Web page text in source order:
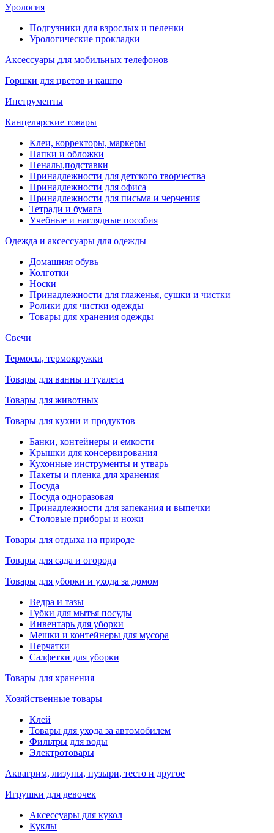
Урология
Подгузники для взрослых и пеленки
Урологические прокладки
Аксессуары для мобильных телефонов
Горшки для цветов и кашпо
Инструменты
Канцелярские товары
Клеи, корректоры, маркеры
Папки и обложки
Пеналы,подставки
Принадлежности для детского творчества
Принадлежности для офиса
Принадлежности для письма и черчения
Тетради и бумага
Учебные и наглядные пособия
Одежда и аксессуары для одежды
Домашняя обувь
Колготки
Носки
Принадлежности для глаженья, сушки и чистки
Ролики для чистки одежды
Товары для хранения одежды
Свечи
Термосы, термокружки
Товары для ванны и туалета
Товары для животных
Товары для кухни и продуктов
Банки, контейнеры и емкости
Крышки для консервирования
Кухонные инструменты и утварь
Пакеты и пленка для хранения
Посуда
Посуда одноразовая
Принадлежности для запекания и выпечки
Столовые приборы и ножи
Товары для отдыха на природе
Товары для сада и огорода
Товары для уборки и ухода за домом
Ведра и тазы
Губки для мытья посуды
Инвентарь для уборки
Мешки и контейнеры для мусора
Перчатки
Салфетки для уборки
Товары для хранения
Хозяйственные товары
Клей
Товары для ухода за автомобилем
Фильтры для воды
Электротовары
Аквагрим, лизуны, пузыри, тесто и другое
Игрушки для девочек
Аксессуары для кукол
Куклы